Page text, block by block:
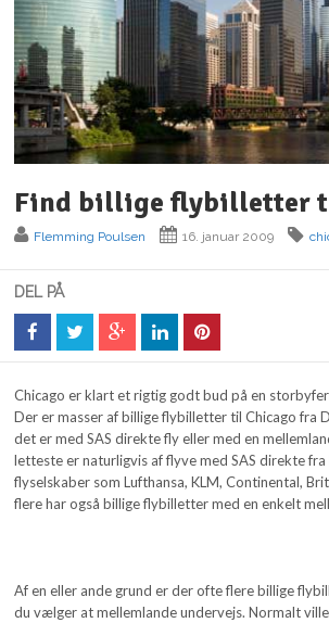
Find billige flybilletter
Flemming Poulsen 16. januar 2009
DEL PÅ
Chicago er klart et rigtig godt bud på en
Der er masser af billige flybilletter til Chicago fra
det er med SAS direkte fly eller med en
letteste er naturligvis af flyve med SAS direkte fra
flyselskaber som Lufthansa, KLM, Continental,
flere har også billige flybilletter med en enkelt
Af en eller ande grund er der ofte flere billige
du vælger at mellemlande undervejs. Normalt